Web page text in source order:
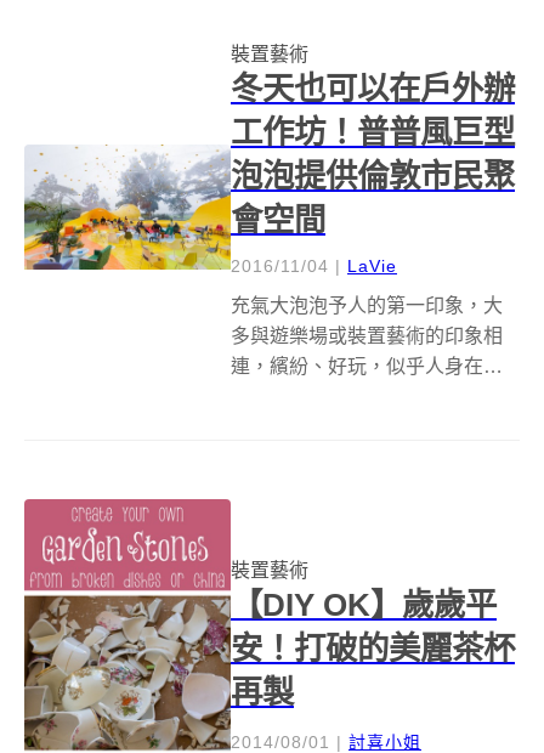
公園（the hirshhorn muse...
裝置藝術
冬天也可以在戶外辦
工作坊！普普風巨型
泡泡提供倫敦市民聚
會空間
2016/11/04 | LaVie
充氣大泡泡予人的第一印象，大
多與遊樂場或裝置藝術的印象相
連，繽紛、好玩，似乎人身在其
裝置藝術
【DIY OK】歲歲平
安！打破的美麗茶杯
再製
2014/08/01 | 討喜小姐